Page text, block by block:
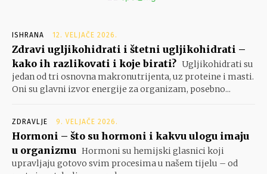
ISHRANA 12. VELJAČE 2026.
Zdravi ugljikohidrati i štetni ugljikohidrati –
kako ih razlikovati i koje birati? Ugljikohidrati su
jedan od tri osnovna makronutrijenta, uz proteine i masti.
Oni su glavni izvor energije za organizam, posebno...
ZDRAVLJE 9. VELJAČE 2026.
Hormoni – što su hormoni i kakvu ulogu imaju
u organizmu Hormoni su hemijski glasnici koji
upravljaju gotovo svim procesima u našem tijelu – od